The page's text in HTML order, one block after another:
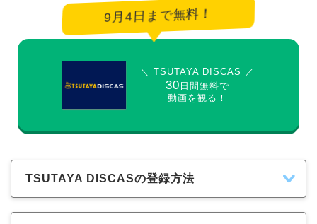
9月4日まで無料！
＼ TSUTAYA DISCAS ／
30 日間無料で
動画を観る！
TSUTAYA DISCASの登録方法